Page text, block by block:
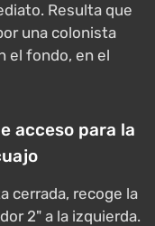
Resulta que
una colonista
el fondo, en el
acceso para la
cerrada, recoge la
2" a la izquierda.